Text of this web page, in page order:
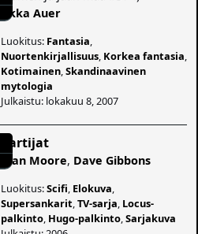
Ilkka Auer
Luokitus: Fantasia
Nuortenkirjallisuus Korkea fantasia
Kotimainen ,Skandinaavinen
mytologia
Julkaistu: lokakuu 8, 2007
Vartijat
Alan Moore, Dave Gibbons
Luokitus:Scifi Elokuva
Supersankarit ,TV-sarja Locus-
palkinto Hugo-palkinto ,Sarjakuva